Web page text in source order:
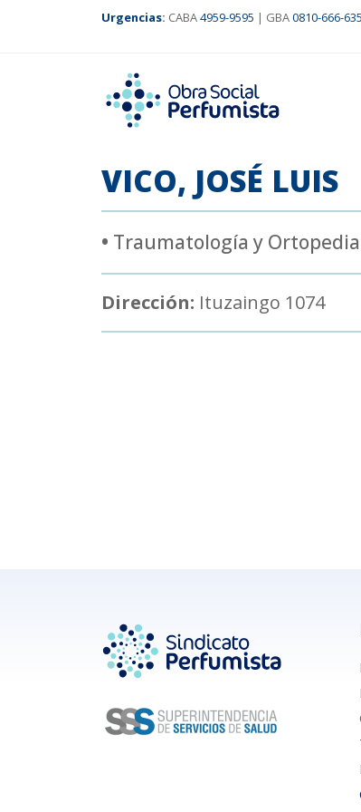
Urgencias: CABA4959-9595 | GBA0810-666-
VICO, JOSÉ LUIS
• Traumatología y Ortopedia
Dirección: Ituzaingo 1074